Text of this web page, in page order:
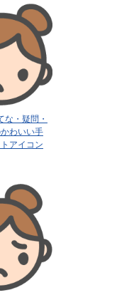
な・疑問・
わいい手
アイコン